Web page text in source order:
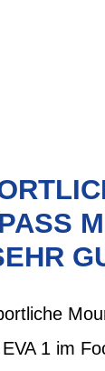
1 im